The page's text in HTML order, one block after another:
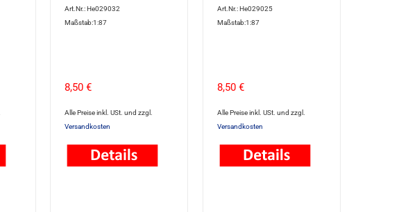
Art.Nr.: He029032
Maßstab:1:87
8,50 €
Alle Preise inkl. USt. und zzgl.
Versandkosten
Art.Nr.: He029025
Maßstab:1:87
8,50 €
Alle Preise inkl. USt. und zzgl.
Versandkosten